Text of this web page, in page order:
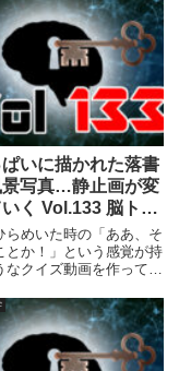
返し見られます。
いに描かれた落書
景写真…静止画が変
く Vol.133 脳ト
らめいた時の「ああ、そ
とか！」という感覚が持
なクイズ動画を作ってみ
はありませんので、最後
返し見られます。